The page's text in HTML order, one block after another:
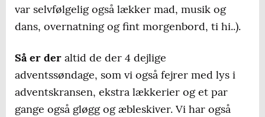
var selvfølgelig også lækker mad, musik og
dans, overnatning og fint morgenbord, ti hi..).
Så er der altid de der 4 dejlige
adventssøndage, som vi også fejrer med lys i
adventskransen, ekstra lækkerier og et par
gange også gløgg og æbleskiver. Vi har også